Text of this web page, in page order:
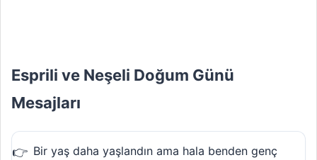
Esprili ve Neşeli Doğum Günü
Mesajları
Bir yaş daha yaşlandın ama hala benden genç